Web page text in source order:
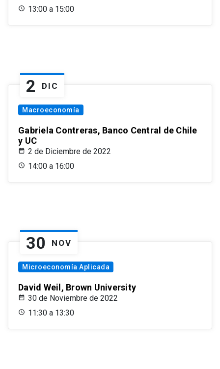
13:00 a 15:00
2 DIC
Macroeconomía
Gabriela Contreras, Banco Central de Chile
y UC
2 de Diciembre de 2022
14:00 a 16:00
30 NOV
Microeconomía Aplicada
David Weil, Brown University
30 de Noviembre de 2022
11:30 a 13:30